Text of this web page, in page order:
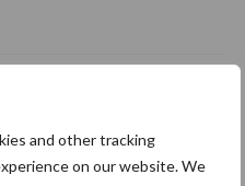
and other tracking
on our website. We
met
“Elke
de juiste plek”